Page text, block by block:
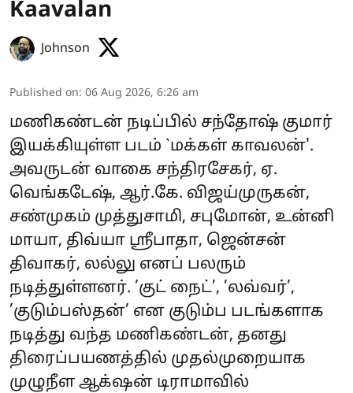
Kaavalan
Johnson
Published on: 06 Aug 2026, 6:26 am
மணிகண்டன் நடிப்பில் சந்தோஷ் குமார்
இயக்கியுள்ள படம் `மக்கள் காவலன்'.
அவருடன் வாகை சந்திரசேகர், ஏ.
வெங்கடேஷ், ஆர்.கே. விஜய்முருகன்,
சண்முகம் முத்துசாமி, சபுமோன், உன்னி
மாயா, திவ்யா ஸ்ரீபாதா, ஜென்சன்
திவாகர், லல்லு எனப் பலரும்
நடித்துள்ளனர். ’குட் நைட்’, ’லவ்வர்’,
’குடும்பஸ்தன்’ என குடும்ப படங்களாக
நடித்து வந்த மணிகண்டன், தனது
திரைப்பயணத்தில் முதல்முறையாக
முழுநீள ஆக்‌ஷன் டிராமாவில்